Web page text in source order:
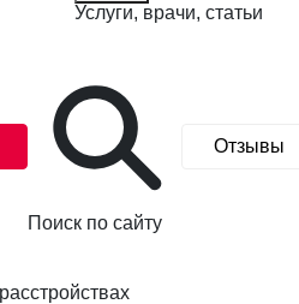
Услуги, врачи, статьи
Поиск по сайту
Отзывы